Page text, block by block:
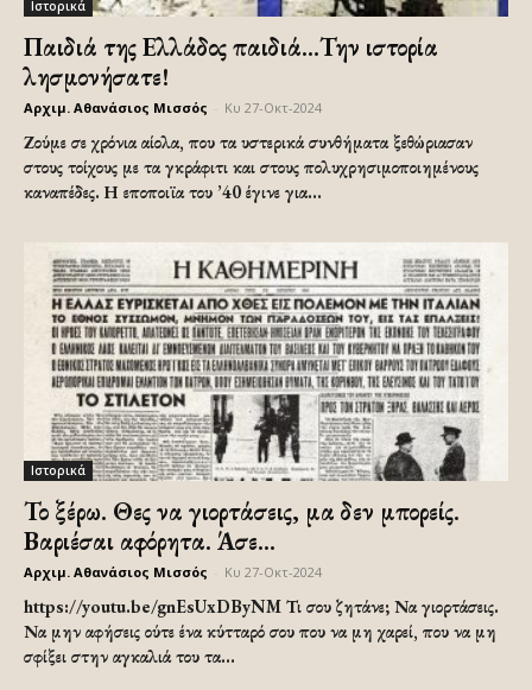
Ιστορικά
Παιδιά της Ελλάδος παιδιά…Την ιστορία
λησμονήσατε!
Αρχιμ. Αθανάσιος Μισσός Κυ 27-Οκτ-2024
Ζούμε σε χρόνια αίολα, που τα υστερικά συνθήματα ξεθώριασαν
στους τοίχους με τα γκράφιτι και στους πολυχρησιμοποιημένους
καναπέδες. Η εποποιϊα του ’40 έγινε για...
Ιστορικά
Το ξέρω. Θες να γιορτάσεις, μα δεν μπορείς.
Βαριέσαι αφόρητα. Άσε...
Αρχιμ. Αθανάσιος Μισσός Κυ 27-Οκτ-2024
https://youtu.be/gnEsUxDByNM Τι σου ζητάνε; Να γιορτάσεις.
Να μην αφήσεις ούτε ένα κύτταρό σου που να μη χαρεί, που να μη
σφίξει στην αγκαλιά του τα...